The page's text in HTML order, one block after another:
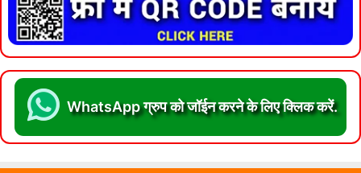
WhatsApp ग्रुप को जॉईन करने के लिए क्लिक करें.